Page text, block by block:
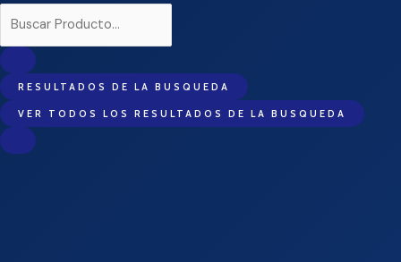
RESULTADOS DE LA BUSQUEDA
VER TODOS LOS RESULTADOS DE LA BUSQUEDA